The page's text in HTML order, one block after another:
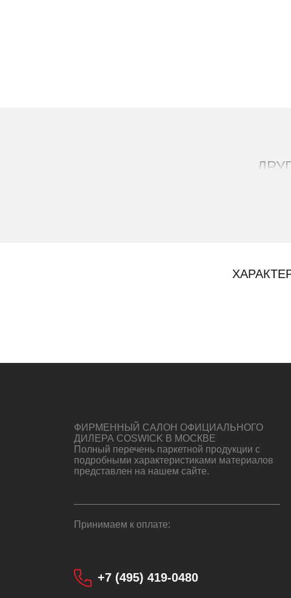
ФИРМЕННЫЙ САЛОН ОФИЦИАЛЬНОГО
ДИЛЕРА COSWICK В МОСКВЕ
Полный перечень паркетной продукции с
подробными характеристиками материалов
представлен на нашем сайте.
Принимаем к оплате:
+7 (495) 419-0480